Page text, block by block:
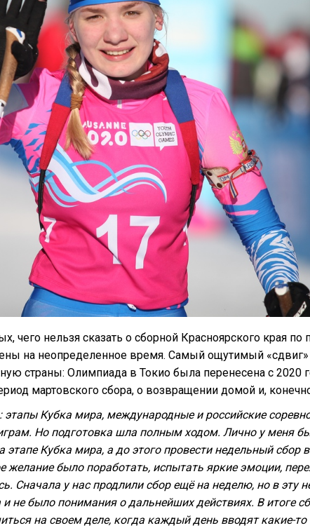
чего нельзя сказать о сборной Красноярского края
на неопределенное время. Самый ощутимый
страны: Олимпиада в Токио была перенесена с 2020
мартовского сбора, о возвращении домой и,
этапы Кубка мира, международные и российские
Но подготовка шла полным ходом. Лично у меня
Кубка мира, а до этого провести недельный сбор
было поработать, испытать яркие эмоции,
Сначала у нас продлили сбор ещё на неделю, но в эту
не было понимания о дальнейших действиях. В итоге
на своем деле, когда каждый день вводят какие-